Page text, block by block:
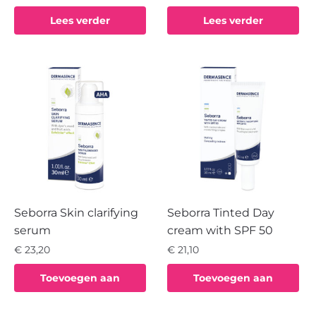
Lees verder Lees verder
Seborra Skin clarifying
serum
€ 23,20
Toevoegen aan
Seborra Tinted Day
cream with SPF 50
€ 21,10
Toevoegen aan